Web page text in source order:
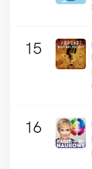
15
16